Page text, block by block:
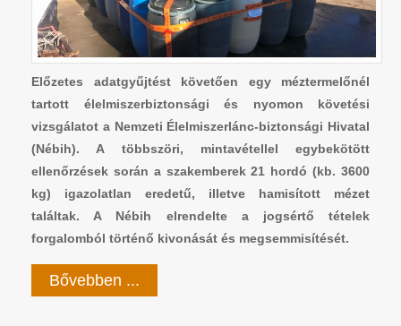
Előzetes adatgyűjtést követően egy méztermelőnél
tartott élelmiszerbiztonsági és nyomon követési
vizsgálatot a Nemzeti Élelmiszerlánc-biztonsági Hivatal
(Nébih). A többszöri, mintavétellel egybekötött
ellenőrzések során a szakemberek 21 hordó (kb. 3600
kg) igazolatlan eredetű, illetve hamisított mézet
találtak. A Nébih elrendelte a jogsértő tételek
forgalomból történő kivonását és megsemmisítését.
Bővebben ...